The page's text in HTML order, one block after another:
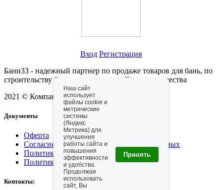
Вход Регистрация
Бани33 - надежный партнер по продаже товаров для бань, по
строительству бань, саун, хамамов. Гарантия качества
2021 © Компания "Бани33"
Документы
Оферта
Согласие на обработку персональных данных
Политика конфидициальности
Политика использования cookie
Контакты:
Наш сайт
использует
файлы cookie и
метрические
системы
(Яндекс
Метрика) для
улучшения
работы сайта и
повышения
эффективности
и удобства.
Продолжая
использовать
сайт, Вы
Принять